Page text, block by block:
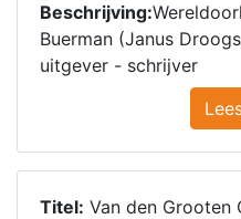
Beschrijving:
Buerman (Janus
uitgever - schrijver
Titel: Van den Grooten